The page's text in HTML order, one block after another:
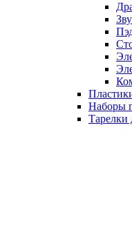
Наборы
Тарелки